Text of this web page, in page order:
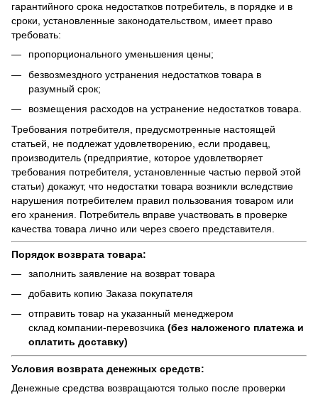
гарантийного срока недостатков потребитель, в порядке и в
сроки, установленные законодательством, имеет право
требовать:
пропорционального уменьшения цены;
безвозмездного устранения недостатков товара в
разумный срок;
возмещения расходов на устранение недостатков товара.
Требования потребителя, предусмотренные настоящей
статьей, не подлежат удовлетворению, если продавец,
производитель (предприятие, которое удовлетворяет
требования потребителя, установленные частью первой этой
статьи) докажут, что недостатки товара возникли вследствие
нарушения потребителем правил пользования товаром или
его хранения. Потребитель вправе участвовать в проверке
качества товара лично или через своего представителя.
Порядок возврата товара:
заполнить заявление на возврат товара
добавить копию Заказа покупателя
отправить товар на указанный менеджером
склад компании-перевозчика (без наложеного платежа и
оплатить доставку)
Условия возврата денежных средств:
Денежные средства возвращаются только после проверки